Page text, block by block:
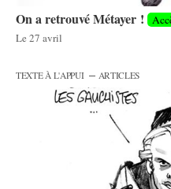
On a retrouvé Métayer !
Le 27 avril
TEXTE À L'APPUI – ARTICLES